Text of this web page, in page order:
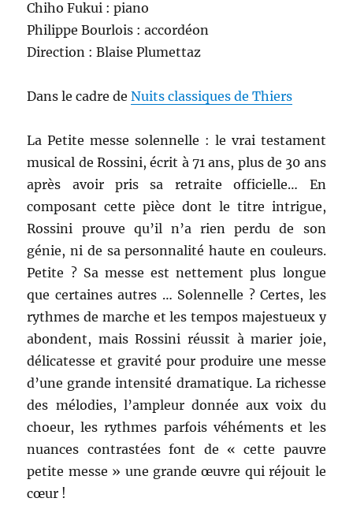
Chiho Fukui : piano
Philippe Bourlois : accordéon
Direction : Blaise Plumettaz
Dans le cadre deNuits classiques de Thiers
La Petite messe solennelle : le vrai testament
musical de Rossini, écrit à 71 ans, plus de 30 ans
après avoir pris sa retraite officielle… En
composant cette pièce dont le titre intrigue,
Rossini prouve qu’il n’a rien perdu de son
génie, ni de sa personnalité haute en couleurs.
Petite ? Sa messe est nettement plus longue
que certaines autres … Solennelle ? Certes, les
rythmes de marche et les tempos majestueux y
abondent, mais Rossini réussit à marier joie,
délicatesse et gravité pour produire une messe
d’une grande intensité dramatique. La richesse
des mélodies, l’ampleur donnée aux voix du
choeur, les rythmes parfois véhéments et les
nuances contrastées font de « cette pauvre
petite messe » une grande œuvre qui réjouit le
cœur !